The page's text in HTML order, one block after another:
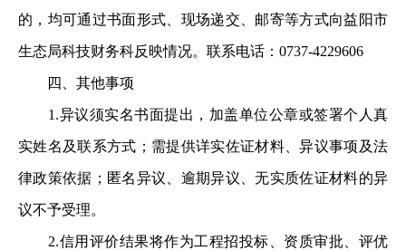
的，均可通过书面形式、现场递交、邮寄等方式向益阳市
生态局科技财务科反映情况。联系电话：0737-4229606
四、其他事项
1.异议须实名书面提出，加盖单位公章或签署个人真
实姓名及联系方式；需提供详实佐证材料、异议事项及法
律政策依据；匿名异议、逾期异议、无实质佐证材料的异
议不予受理。
2.信用评价结果将作为工程招投标、资质审批、评优